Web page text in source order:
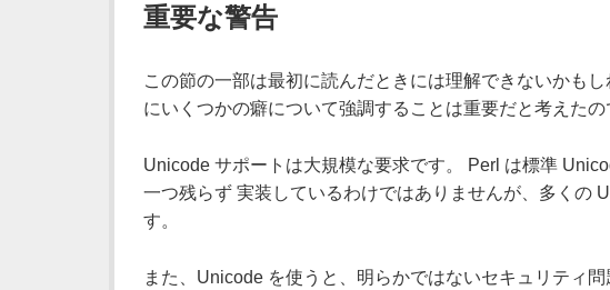
重要な警告
この節の一部は最初に読んだときには理解できないかも
にいくつかの癖について強調することは重要だと考えた
Unicode サポートは大規模な要求です。 Perl は標準
一つ残らず 実装しているわけではありませんが、多くの
す。
また、Unicode を使うと、明らかではないセキュリティ